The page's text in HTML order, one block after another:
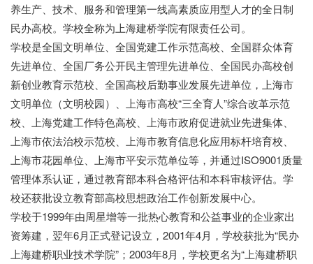
养生产、技术、服务和管理第一线高素质应用型人才的全日制
民办高校。学校全称为上海建桥学院有限责任公司。
学校是全国文明单位、全国党建工作示范高校、全国群众体育
先进单位、全国厂务公开民主管理先进单位、全国民办高校创
新创业教育示范校、全国高校后勤事业发展先进单位，上海市
文明单位（文明校园）、上海市高校“三全育人”综合改革示范
校、上海党建工作特色高校、上海市政府促进就业先进集体、
上海市依法治校示范校、上海市教育信息化应用标杆培育校、
上海市花园单位、上海市平安示范单位等，并通过ISO9001质量
管理体系认证，通过教育部本科合格评估和本科审核评估。学
校还获批设立教育部高校思想政治工作创新发展中心。
学校于1999年由周星增等一批热心教育和公益事业的企业家出
资筹建，翌年6月正式登记设立，2001年4月，学校获批为“民办
上海建桥职业技术学院”；2003年8月，学校更名为“上海建桥职